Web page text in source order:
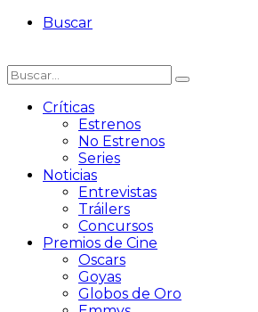
Buscar
Críticas
Estrenos
No Estrenos
Series
Noticias
Entrevistas
Tráilers
Concursos
Premios de Cine
Oscars
Goyas
Globos de Oro